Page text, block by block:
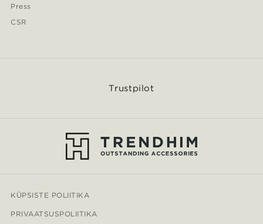
Press
CSR
Trustpilot
KÜPSISTE POLIITIKA
PRIVAATSUSPOLIITIKA